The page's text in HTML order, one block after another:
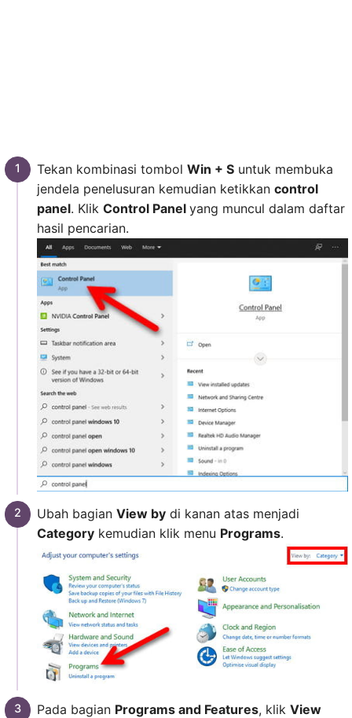
Tekan kombinasi tombol Win + Suntuk membuka
jendela penelusuran kemudian ketikkan control
panel. Klik Control Panel yang muncul dalam daftar
hasil pencarian.
Ubah bagian View bydi kanan atas menjadi
Categorykemudian klik menu Programs.
Pada bagian Programs and Features, klik View